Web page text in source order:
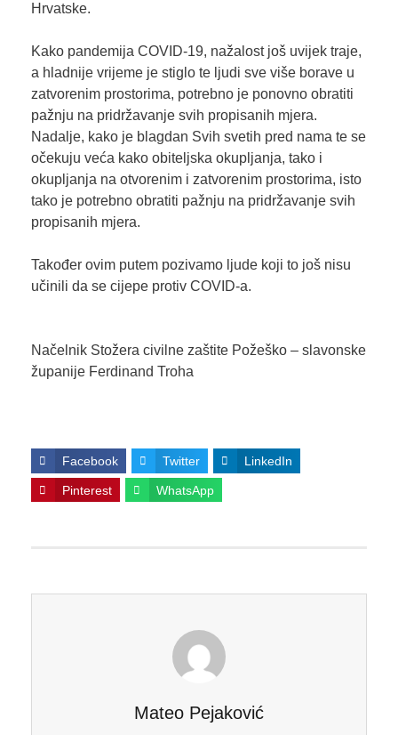
Hrvatske.
Kako pandemija COVID-19, nažalost još uvijek traje,
a hladnije vrijeme je stiglo te ljudi sve više borave u
zatvorenim prostorima, potrebno je ponovno obratiti
pažnju na pridržavanje svih propisanih mjera.
Nadalje, kako je blagdan Svih svetih pred nama te se
očekuju veća kako obiteljska okupljanja, tako i
okupljanja na otvorenim i zatvorenim prostorima, isto
tako je potrebno obratiti pažnju na pridržavanje svih
propisanih mjera.
Također ovim putem pozivamo ljude koji to još nisu
učinili da se cijepe protiv COVID-a.
Načelnik Stožera civilne zaštite Požeško – slavonske
županije Ferdinand Troha
Facebook Twitter LinkedIn
Pinterest WhatsApp
Mateo Pejaković